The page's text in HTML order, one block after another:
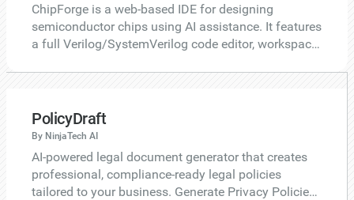
ChipForge is a web-based IDE for designing
semiconductor chips using AI assistance. It features
a full Verilog/SystemVerilog code editor, workspace
Assistant supports Claude, GPT, Gemini, and
Cerebras models with Auto mode, helping engineers
circuits.
PolicyDraft
By NinjaTech AI
AI-powered legal document generator that creates
professional, compliance-ready legal policies
tailored to your business. Generate Privacy Policies,